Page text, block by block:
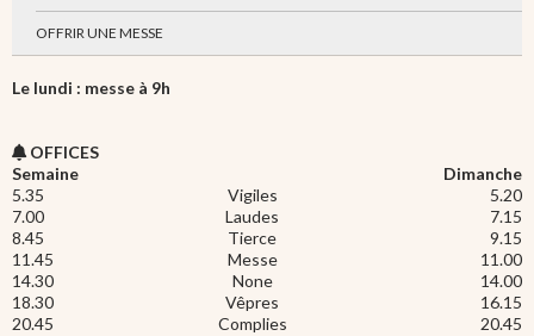
OFFRIR UNE MESSE
Le lundi : messe à 9h
OFFICES
Semaine
Dimanche
5.35
Vigiles
5.20
7.00
Laudes
7.15
8.45
Tierce
9.15
11.45
Messe
11.00
14.30
None
14.00
18.30
Vêpres
16.15
20.45
Complies 20.45